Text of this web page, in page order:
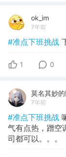
ok_im
7年前
#准点下班挑战
1 0
莫名其妙的
7年前
#准点下班挑战
气有点热，蹭空
司都可以。。。